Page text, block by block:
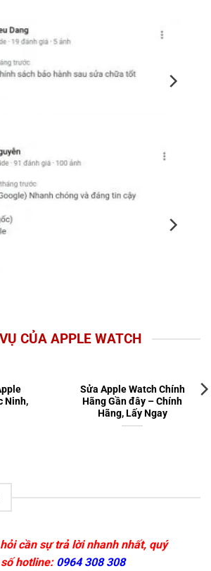
CỦA APPLE WATCH
Ninh,
Sửa Apple Watch Chính
Hãng Gần đây – Chính
Hãng, Lấy Ngay
cần sự trả lời nhanh nhất, quý
hotline: 0964 308 308